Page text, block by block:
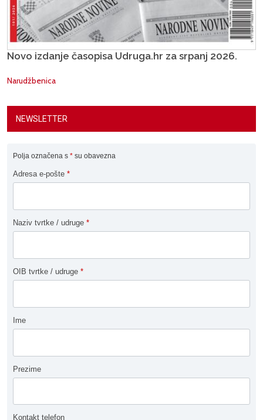
Novo izdanje časopisa Udruga.hr za srpanj 2026.
Narudžbenica
NEWSLETTER
Polja označena s * su obavezna
Adresa e-pošte *
Naziv tvrtke / udruge *
OIB tvrtke / udruge *
Ime
Prezime
Kontakt telefon